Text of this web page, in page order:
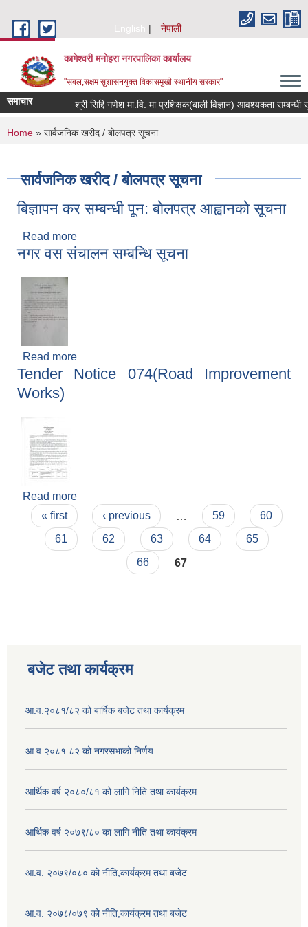
English
नेपाली
कागेश्वरी मनोहरा नगरपालिका कार्यालय
"सबल,सक्षम सुशासनयुक्त विकासमुखी स्थानीय सरकार"
समाचार श्री सिद्दि गणेश मा.वि. मा प्रशिक्षक(बाली विज्ञान) आवश्यकता सम्बन्धी सूचना
You are here
Home » सार्वजनिक खरीद / बोलपत्र सूचना
सार्वजनिक खरीद / बोलपत्र सूचना
बिज्ञापन कर सम्बन्धी पून: बोलपत्र आह्वानको सूचना
Read more
नगर वस संचालन सम्बन्धि सूचना
Read more
Tender Notice 074(Road Improvement
Works)
Read more
Works)
Pages
« first ‹ previous 59
60
61
62 63 64
65
66
67
बजेट तथा कार्यक्रम
आ.व.२०८१/८२ को बार्षिक बजेट तथा कार्यक्रम
आ.व.२०८१ ८२ को नगरसभाको निर्णय
आर्थिक वर्ष २०८०/८१ को लागि निति तथा कार्यक्रम
आर्थिक वर्ष २०७९/८० का लागि नीति तथा कार्यक्रम
आ.व. २०७९/०८० को नीति,कार्यक्रम तथा बजेट
आ.व. २०७८/०७९ को नीति,कार्यक्रम तथा बजेट